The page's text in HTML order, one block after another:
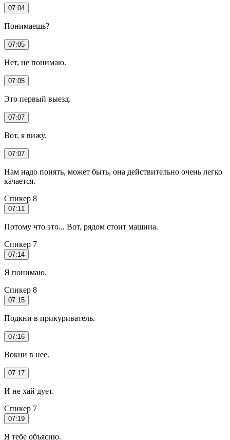
07:04
Понимаешь?
07:05
Нет, не понимаю.
07:05
Это первый выезд.
07:07
Вот, я вижу.
07:07
Нам надо понять, может быть, она действительно очень легко
качается.
Спикер 8
07:11
Потому что это... Вот, рядом стоит машина.
Спикер 7
07:14
Я понимаю.
Спикер 8
07:15
Подкни в прикуриватель.
07:16
Вокни в нее.
07:17
И не хай дует.
Спикер 7
07:19
Я тебе объясню.